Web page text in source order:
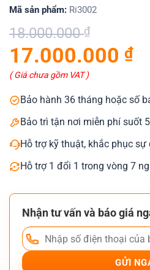
Mã sản phẩm: Ri3002
18.000.000₫
Giá
gốc
là:
18.000.000 ₫.
17.000.000 ₫
Giá
hiện
tại
là:
17.000.000 ₫.
( Giá chưa gồm VAT )
Bảo hành 36 tháng hoặc số
Bảo trì tận nơi miễn phí suốt
Hỗ trợ kỹ thuật, khắc phục
Hỗ trợ 1 đổi 1 trong vòng 7
Nhận tư vấn và báo giá